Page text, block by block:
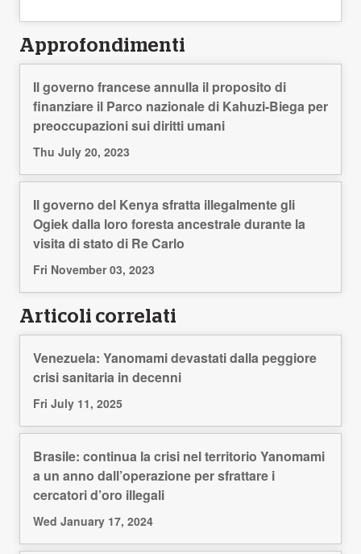
Approfondimenti
Il governo francese annulla il proposito di
finanziare il Parco nazionale di Kahuzi-Biega per
preoccupazioni sui diritti umani
Thu July 20, 2023
Il governo del Kenya sfratta illegalmente gli
Ogiek dalla loro foresta ancestrale durante la
visita di stato di Re Carlo
Fri November 03, 2023
Articoli correlati
Venezuela: Yanomami devastati dalla peggiore
crisi sanitaria in decenni
Fri July 11, 2025
Brasile: continua la crisi nel territorio Yanomami
a un anno dall’operazione per sfrattare i
cercatori d’oro illegali
Wed January 17, 2024